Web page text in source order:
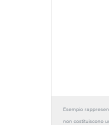
Esempio
non costituiscono